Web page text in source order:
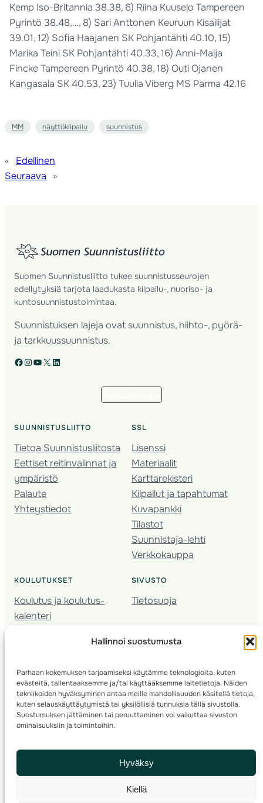
Hallinnoi suostumusta
Parhaan kokemuksen tarjoamiseksi käytämme teknologioita, kuten
evästeitä, tallentaaksemme ja/tai käyttääksemme laitetietoja. Näiden
tekniikoiden hyväksyminen antaa meille mahdollisuuden käsitellä tietoja,
kuten selauskäyttäytymistä tai yksilöllisiä tunnuksia tällä sivustolla.
Suostumuksen jättäminen tai peruuttaminen voi vaikuttaa sivuston
ominaisuuksiin ja toimintoihin.
Hyväksy
Kiellä
Kemp Iso-Britannia 38.38, 6) Riina Kuuselo Tampereen
Pyrintö 38.48,…, 8) Sari Anttonen Keuruun Kisailijat
39.01, 12) Sofia Haajanen SK Pohjantähti 40.10, 15)
Marika Teini SK Pohjantähti 40.33, 16) Anni-Maija
Fincke Tampereen Pyrintö 40.38, 18) Outi Ojanen
Kangasala SK 40.53, 23) Tuulia Viberg MS Parma 42.16
MM näyttökilpailu suunnistus
«
Edellinen
Seuraava
»
Suomen Suunnistusliitto tukee suunnistusseurojen
edellytyksiä tarjota laadukasta kilpailu-, nuoriso- ja
kuntosuunnistustoimintaa.
Suunnistuksen lajeja ovat suunnistus, hiihto-, pyörä-
ja tarkkuussuunnistus.
Facebook Instagram YouTube X LinkedIn
SUUNNISTUSLIITTO
Tietoa Suunnistusliitosta
Eettiset reitinvalinnat ja
ympäristö
Palaute
Yhteystiedot
SSL
Lisenssi
Materiaalit
Karttarekisteri
Kilpailut ja tapahtumat
Kuvapankki
Tilastot
Suunnistaja-lehti
Verkkokauppa
KOULUTUKSET
Koulutus ja koulutus­
kalenteri
Seura­kehittäminen
Kartoitus
Ratamestari
SIVUSTO
Tietosuoja
© 2025 ·Suomen Suunnistusliitto· Valimotie 10, 00380 Helsinki, Finland
info(a)suunnistusliitto.fi,Rastilipun asiat: rastilippu(a)suunnistusliitto.fi
Kilpailut ja kuntorastit – Rastilippu:::Rastilipun ohjeet